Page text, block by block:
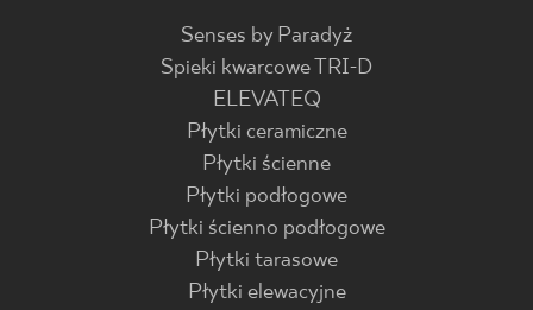
Senses by Paradyż
Spieki kwarcowe TRI-D
ELEVATEQ
Płytki ceramiczne
Płytki ścienne
Płytki podłogowe
Płytki ścienno podłogowe
Płytki tarasowe
Płytki elewacyjne